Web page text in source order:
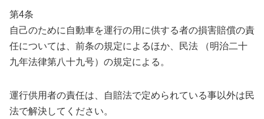
第4条
自己のために自動車を運行の用に供する者の損害賠償の責
任については、前条の規定によるほか、民法 （明治二十
九年法律第八十九号）の規定による。
運行供用者の責任は、自賠法で定められている事以外は民
法で解決してください。